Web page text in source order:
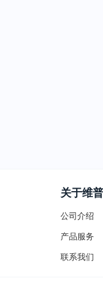
关于维普
公司介绍
产品服务
联系我们